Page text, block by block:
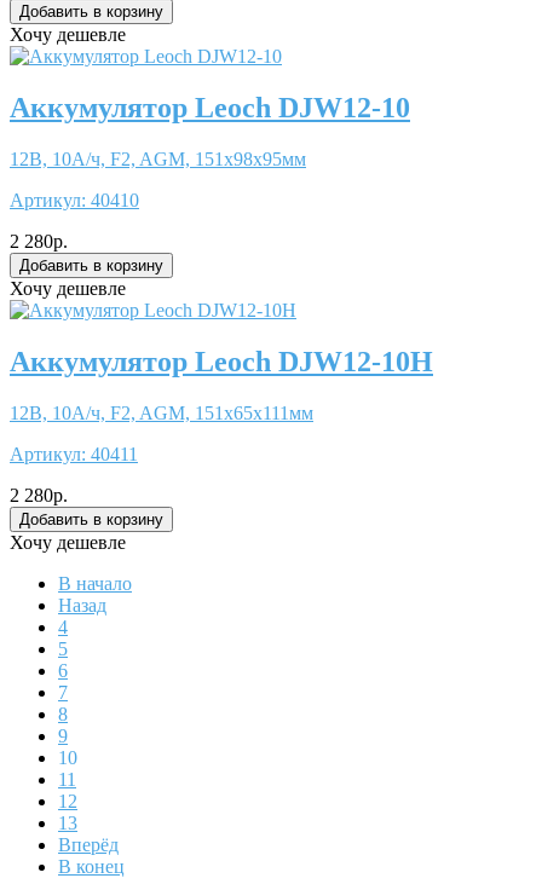
Хочу дешевле
Аккумулятор Leoch DJW12-10
12В, 10А/ч, F2, AGM, 151x98x95мм
Артикул: 40410
2 280р.
Хочу дешевле
Аккумулятор Leoch DJW12-10H
12В, 10А/ч, F2, AGM, 151x65x111мм
Артикул: 40411
2 280р.
Хочу дешевле
В начало
Назад
4
5
6
7
8
9
10
11
12
13
Вперёд
В конец